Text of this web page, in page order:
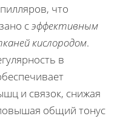
что
сэффективным
кислородом.
в
и связок, снижая
общий тонус